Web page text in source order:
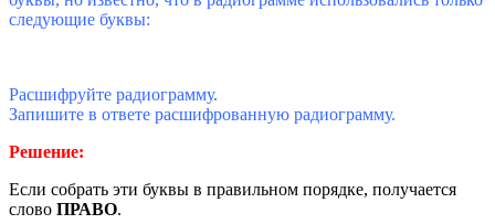
следующие буквы:
Расшифруйте радиограмму.
Запишите в ответе расшифрованную радиограмму.
Решение:
Если собрать эти буквы в правильном порядке, получается
слово ПРАВО.